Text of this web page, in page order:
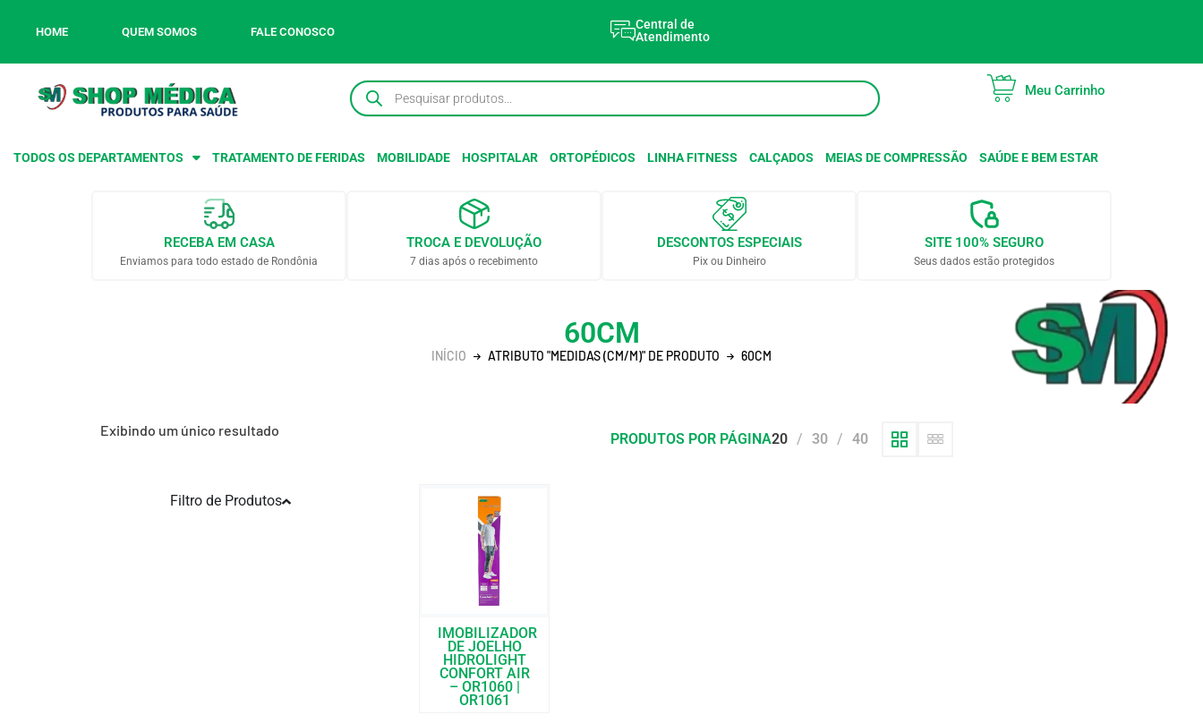
HOME QUEM SOMOS FALE CONOSCO
Central de
Atendimento
Meu Carrinho
TODOS OS DEPARTAMENTOS TRATAMENTO DE FERIDAS MOBILIDADE HOSPITALAR ORTOPÉDICOS LINHA FITNESS CALÇADOS MEIAS DE COMPRESSÃO SAÚDE E BEM ESTAR
RECEBA EM CASA
Enviamos para todo estado de Rondônia
TROCA E DEVOLUÇÃO
7 dias após o recebimento
DESCONTOS ESPECIAIS
Pix ou Dinheiro
SITE 100% SEGURO
Seus dados estão protegidos
60CM
INÍCIO ATRIBUTO "MEDIDAS (CM/M)" DE PRODUTO 60CM
Exibindo um único resultado
PRODUTOS POR PÁGINA20 30 40
Filtro de Produtos
IMOBILIZADOR
DE JOELHO
HIDROLIGHT
CONFORT AIR
– OR1060 |
OR1061